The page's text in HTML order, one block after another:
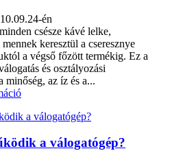
én
csésze kávé lelke,
keresztül a cseresznye
a végső főzött termékig. Ez a
és osztályozási
minőség, az íz és a...
a válogatógép?